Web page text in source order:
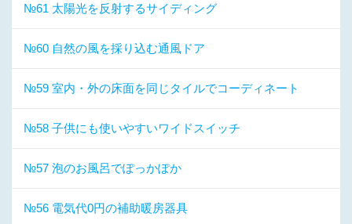
№61 太陽光を反射するサイディング
№60 自然の風を採り込む通風ドア
№59 室内・外の床面を同じタイルでコーディネート
№58 子供にも使いやすいワイドスイッチ
№57 泡のお風呂でぽっかぽか
№56 電気代0円の補助暖房器具